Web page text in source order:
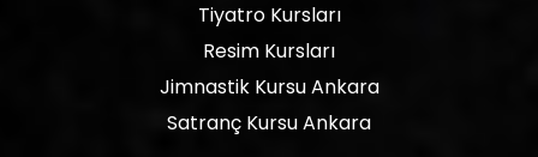
Tiyatro Kursları
Resim Kursları
Jimnastik Kursu Ankara
Satranç Kursu Ankara